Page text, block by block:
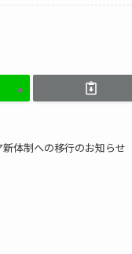
新体制への移行のお知らせ